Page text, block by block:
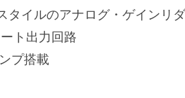
タイルのアナログ・ゲインリ
ト出力回路
プ搭載